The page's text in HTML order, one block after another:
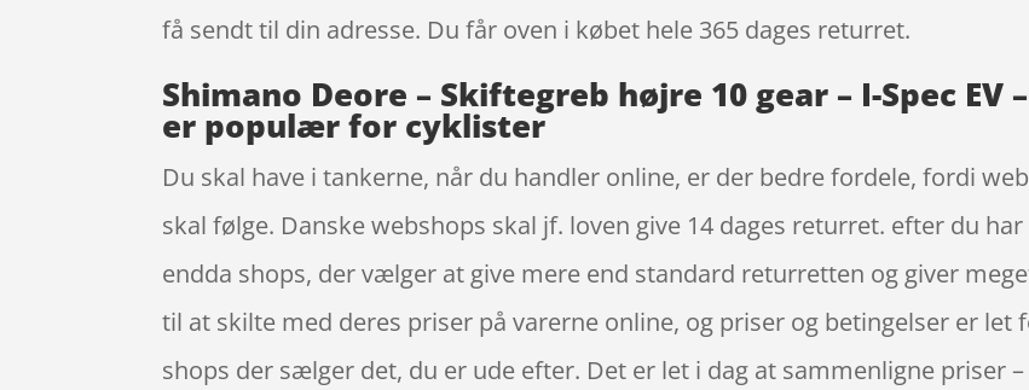
få sendt til din adresse. Du får oven i købet hele 365 dages returret.
Shimano Deore – Skiftegreb højre 10 gear – I-Spec EV
er populær for cyklister
Du skal have i tankerne, når du handler online, er der bedre fordele, fordi
skal følge. Danske webshops skal jf. loven give 14 dages returret. efter du
endda shops, der vælger at give mere end standard returretten og giver
til at skilte med deres priser på varerne online, og priser og betingelser er let
shops der sælger det, du er ude efter. Det er let i dag at sammenligne priser